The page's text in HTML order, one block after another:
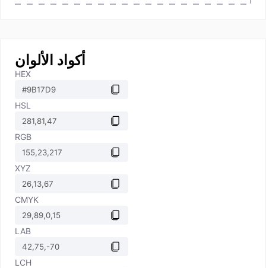
أكواد الألوان
HEX
HSL
RGB
XYZ
CMYK
LAB
LCH